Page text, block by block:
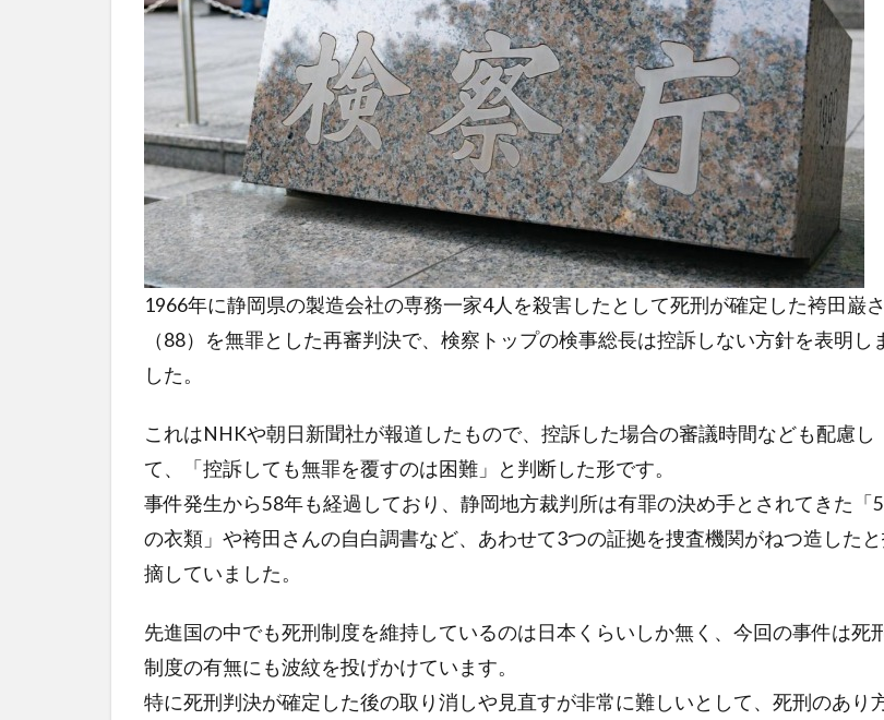
1966年に静岡県の製造会社の専務一家4人を殺害したとして死刑が確定した袴田巌
（88）を無罪とした再審判決で、検察トップの検事総長は控訴しない方針を表明し
した。
これはNHKや朝日新聞社が報道したもので、控訴した場合の審議時間なども配慮し
て、「控訴しても無罪を覆すのは困難」と判断した形です。
事件発生から58年も経過しており、静岡地方裁判所は有罪の決め手とされてきた「
の衣類」や袴田さんの自白調書など、あわせて3つの証拠を捜査機関がねつ造した
摘していました。
先進国の中でも死刑制度を維持しているのは日本くらいしか無く、今回の事件は死
制度の有無にも波紋を投げかけています。
特に死刑判決が確定した後の取り消しや見直すが非常に難しいとして、死刑のあり